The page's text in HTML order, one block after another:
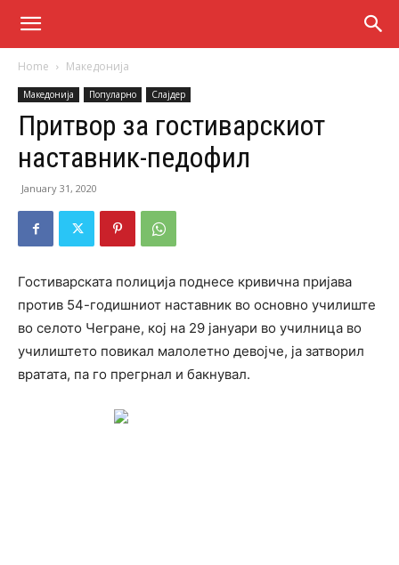
Home Македонија
Македонија Популарно Слајдер
Притвор за гостиварскиот
наставник-педофил
January 31, 2020
Гостиварската полиција поднесе кривична пријава
против 54-годишниот наставник во основно училиште
во селото Чегране, кој на 29 јануари во училница во
училиштето повикал малолетно девојче, ја затворил
вратата, па го прегрнал и бакнувал.